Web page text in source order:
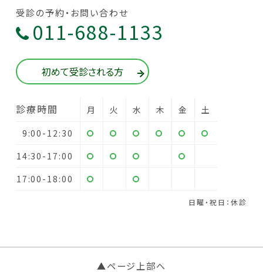
受診の予約・お問い合わせ
011-688-1133
初めて受診される方
診療時間 月 火 水 木 金
土
9:00-12:30
14:30-17:00
17:00-18:00
日曜・祝日：休診
▲ページ上部へ